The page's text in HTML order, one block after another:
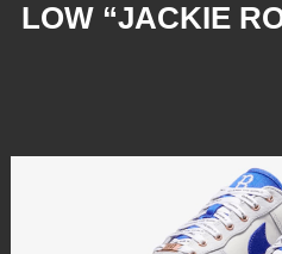
LOW “JACKIE